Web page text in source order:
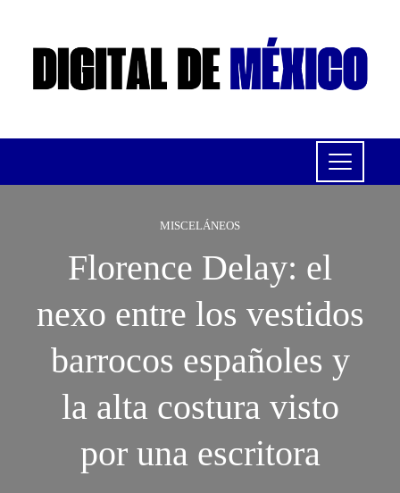
MISCELÁNEOS
Florence Delay: el
nexo entre los vestidos
barrocos españoles y
la alta costura visto
por una escritora